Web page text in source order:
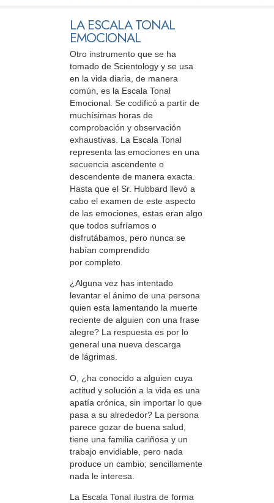
LA ESCALA TONAL
EMOCIONAL
Otro instrumento que se ha
tomado de Scientology y se usa
en la vida diaria, de manera
común, es la Escala Tonal
Emocional. Se codificó a partir de
muchísimas horas de
comprobación y observación
exhaustivas. La Escala Tonal
representa las emociones en una
secuencia ascendente o
descendente de manera exacta.
Hasta que el Sr. Hubbard llevó a
cabo el examen de este aspecto
de las emociones, estas eran algo
que todos sufríamos o
disfrutábamos, pero nunca se
habían comprendido
por completo.
¿Alguna vez has intentado
levantar el ánimo de una persona
quien esta lamentando la muerte
reciente de alguien con una frase
alegre? La respuesta es por lo
general una nueva descarga
de lágrimas.
O, ¿ha conocido a alguien cuya
actitud y solución a la vida es una
apatía crónica, sin importar lo que
pasa a su alrededor? La persona
parece gozar de buena salud,
tiene una familia cariñosa y un
trabajo envidiable, pero nada
produce un cambio; sencillamente
nada le interesa.
La Escala Tonal ilustra de forma